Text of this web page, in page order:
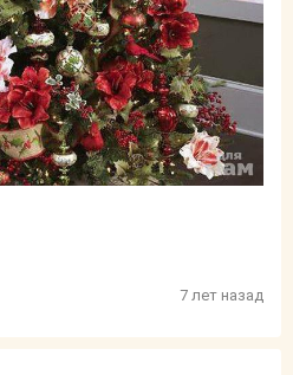
7 лет назад